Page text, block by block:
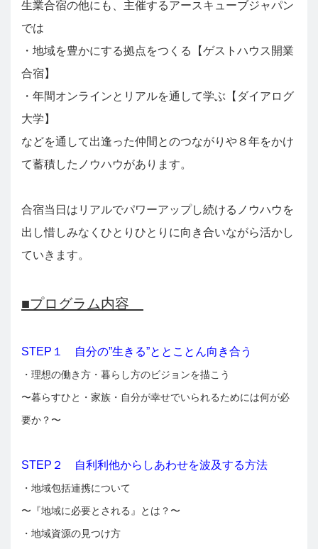
生業合宿の他にも、主催するアースキューブジャパン
では
・地域を豊かにする拠点をつくる【ゲストハウス開業
合宿】
・年間オンラインとリアルを通して学ぶ【ダイアログ
大学】
などを通して出逢った仲間とのつながりや８年をかけ
て蓄積したノウハウがあります。
合宿当日はリアルでパワーアップし続けるノウハウを
出し惜しみなくひとりひとりに向き合いながら活かし
ていきます。
■プログラム内容
STEP１ 自分の”生きる”ととことん向き合う
・理想の働き方・暮らし方のビジョンを描こう
〜暮らすひと・家族・自分が幸せでいられるためには何が必
要か？〜
STEP２ 自利利他からしあわせを波及する方法
・地域包括連携について
〜『地域に必要とされる』とは？〜
・地域資源の見つけ方